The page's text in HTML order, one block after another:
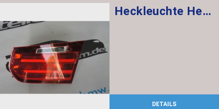
Heckleuchte Heckklappe rechts
DETAILS